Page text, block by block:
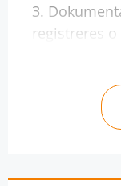
3.
registreres o